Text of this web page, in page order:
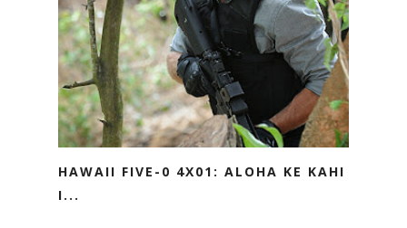
HAWAII FIVE-0 4X01: ALOHA KE KAHI
I...